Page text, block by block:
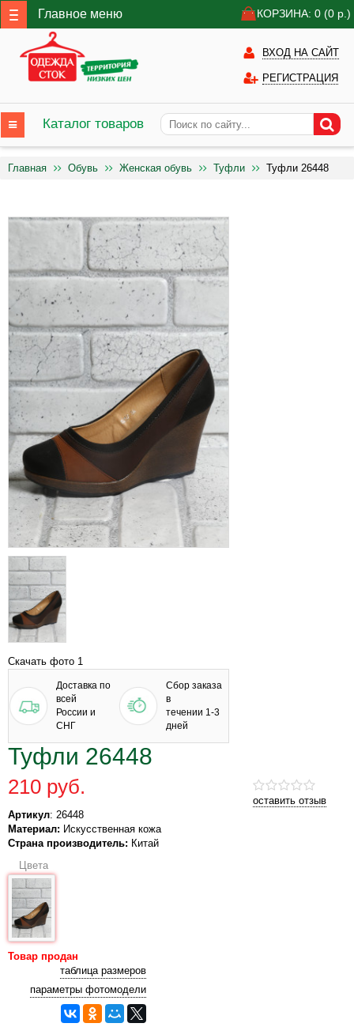
Главное меню КОРЗИНА: 0 (0 р.)
ВХОД НА САЙТ
РЕГИСТРАЦИЯ
Каталог товаров
Главная Обувь Женская обувь Туфли Туфли 26448
Скачать фото 1
Доставка по
всей
России и
СНГ
Сбор заказа
в
течении 1-3
дней
Туфли 26448
оставить отзыв
210 руб.
Артикул: 26448
Материал: Искусственная кожа
Страна производитель: Китай
Цвета
Товар продан
таблица размеров
параметры фотомодели